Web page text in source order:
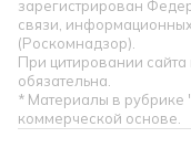
зарегистрирован
связи,
(Роскомнадзор).
При цитировании
обязательна.
* Материалы в
коммерческой основе.